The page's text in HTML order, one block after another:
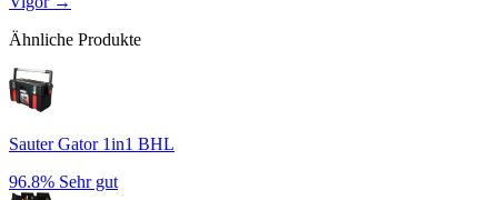
Ähnliche Produkte
Sauter Gator 1in1 BHL
96.8% Sehr gut